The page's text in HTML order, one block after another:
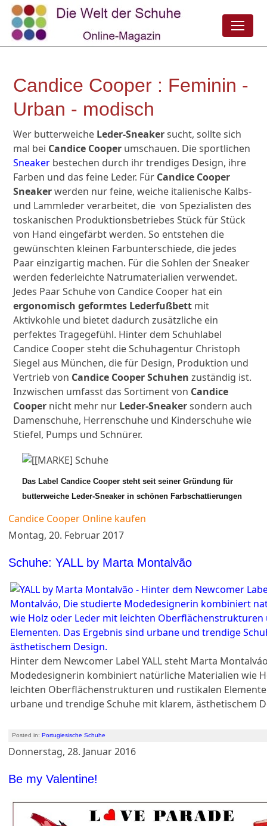
Candice Cooper : Feminin -
Urban - modisch
Wer butterweiche Leder-Sneakersucht, sollte sich
mal bei Candice Cooper umschauen. Die sportlichen
Sneaker bestechen durch ihr trendiges Design, ihre
Farben und das feine Leder. Für Candice Cooper
Sneakerwerden nur feine, weiche italienische Kalbs-
und Lammleder verarbeitet, die von Spezialisten des
toskanischen Produktionsbetriebes Stück für Stück
von Hand eingefärbt werden. So entstehen die
gewünschten kleinen Farbunterschiede, die jedes
Paar einzigartig machen. Für die Sohlen der Sneaker
werden federleichte Natrumaterialien verwendet.
Jedes Paar Schuhe von Candice Cooper hat ein
ergonomisch geformtes Lederfußbett mit
Aktivkohle und bietet dadurch zusätzliche ein
perfektes Tragegefühl. Hinter dem Schuhlabel
Candice Cooper steht die Schuhagentur Christoph
Siegel aus München, die für Design, Produktion und
Vertrieb von Candice Cooper Schuhenzuständig ist.
Inzwischen umfasst das Sortiment von Candice
Cooper nicht mehr nur Leder-Sneakersondern auch
Damenschuhe, Herrenschuhe und Kinderschuhe wie
Stiefel, Pumps und Schnürer.
Das Label Candice Cooper steht seit seiner Gründung für
butterweiche Leder-Sneaker in schönen Farbschattierungen
Candice Cooper Online kaufen
Montag, 20. Februar 2017
Schuhe: YALL by Marta Montalvão
Hinter dem Newcomer Label YALL steht Marta
Modedesignerin kombiniert natürliche Materialien wie
leichten Oberflächenstrukturen und rustikalen
urbane und trendige Schuhe mit klarem, ästhetischem
Posted in:Portugiesische Schuhe
Donnerstag, 28. Januar 2016
Be my Valentine!